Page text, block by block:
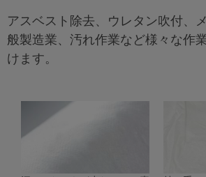
アスベスト除去、ウレタン吹付、
般製造業、汚れ作業など様々な作
けます。